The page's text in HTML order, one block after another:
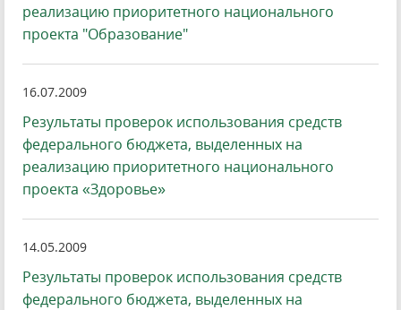
реализацию приоритетного национального
проекта "Образование"
16.07.2009
Результаты проверок использования средств
федерального бюджета, выделенных на
реализацию приоритетного национального
проекта «Здоровье»
14.05.2009
Результаты проверок использования средств
федерального бюджета, выделенных на